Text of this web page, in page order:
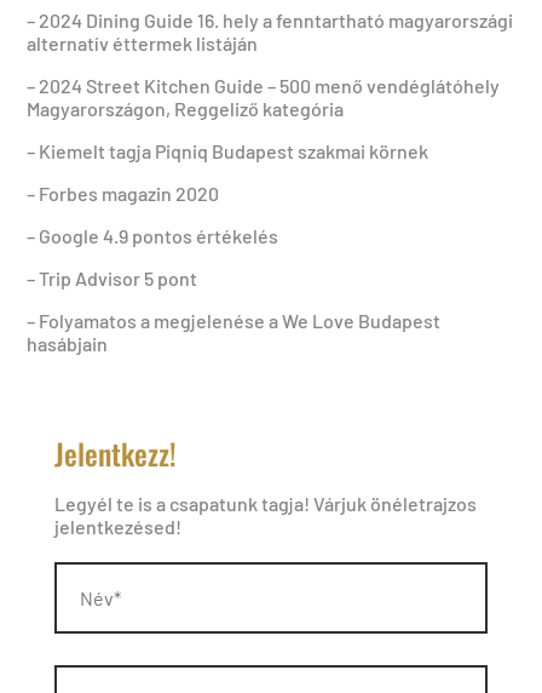
– 2024 Dining Guide 16. hely a fenntartható magyarországi
alternatív éttermek listáján
– 2024 Street Kitchen Guide – 500 menő vendéglátóhely
Magyarországon, Reggeliző kategória
– Kiemelt tagja Piqniq Budapest szakmai körnek
– Forbes magazin 2020
– Google 4.9 pontos értékelés
– Trip Advisor 5 pont
– Folyamatos a megjelenése a We Love Budapest
hasábjain
Jelentkezz!
Legyél te is a csapatunk tagja! Várjuk önéletrajzos
jelentkezésed!